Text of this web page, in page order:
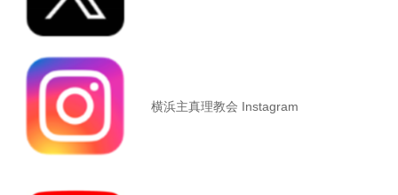
横浜主真理教会 Instagram